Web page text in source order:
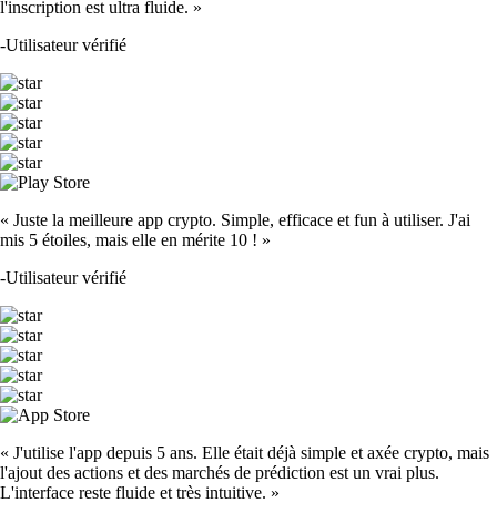
l'inscription est ultra fluide. »
-Utilisateur vérifié
« Juste la meilleure app crypto. Simple, efficace et fun à utiliser. J'ai
mis 5 étoiles, mais elle en mérite 10 ! »
-Utilisateur vérifié
« J'utilise l'app depuis 5 ans. Elle était déjà simple et axée crypto, mais
l'ajout des actions et des marchés de prédiction est un vrai plus.
L'interface reste fluide et très intuitive. »